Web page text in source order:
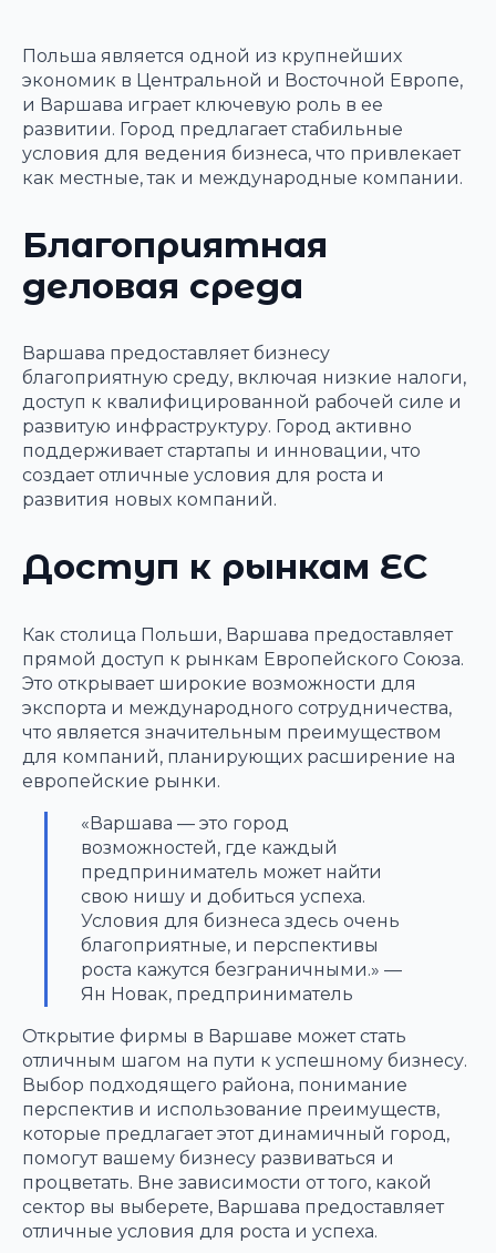
Польша является одной из крупнейших
экономик в Центральной и Восточной Европе,
и Варшава играет ключевую роль в ее
развитии. Город предлагает стабильные
условия для ведения бизнеса, что привлекает
как местные, так и международные компании.
Благоприятная
деловая среда
Варшава предоставляет бизнесу
благоприятную среду, включая низкие налоги,
доступ к квалифицированной рабочей силе и
развитую инфраструктуру. Город активно
поддерживает стартапы и инновации, что
создает отличные условия для роста и
развития новых компаний.
Доступ к рынкам ЕС
Как столица Польши, Варшава предоставляет
прямой доступ к рынкам Европейского Союза.
Это открывает широкие возможности для
экспорта и международного сотрудничества,
что является значительным преимуществом
для компаний, планирующих расширение на
европейские рынки.
«Варшава — это город
возможностей, где каждый
предприниматель может найти
свою нишу и добиться успеха.
Условия для бизнеса здесь очень
благоприятные, и перспективы
роста кажутся безграничными.» —
Ян Новак, предприниматель
Открытие фирмы в Варшаве может стать
отличным шагом на пути к успешному бизнесу.
Выбор подходящего района, понимание
перспектив и использование преимуществ,
которые предлагает этот динамичный город,
помогут вашему бизнесу развиваться и
процветать. Вне зависимости от того, какой
сектор вы выберете, Варшава предоставляет
отличные условия для роста и успеха.